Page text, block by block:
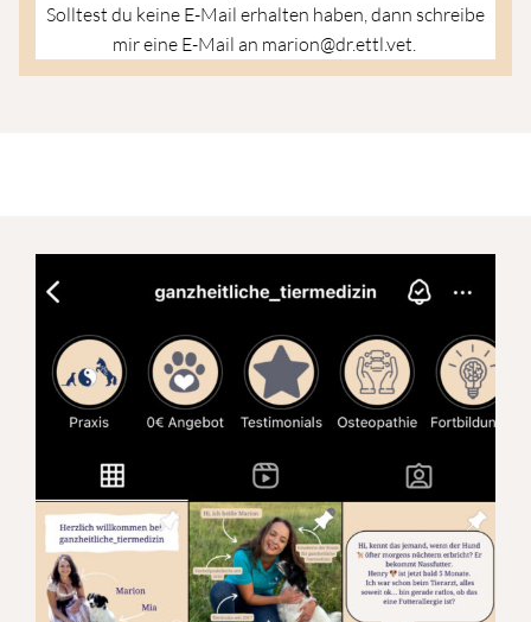
Solltest du keine E-Mail erhalten haben, dann schreibe
mir eine E-Mail an marion@dr.ettl.vet.